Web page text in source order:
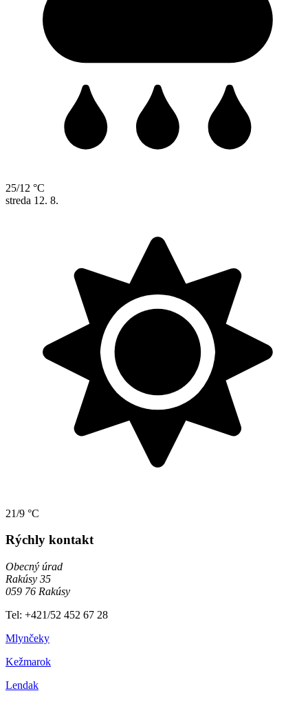
25/12 °C
streda 12. 8.
21/9 °C
Rýchly kontakt
Obecný úrad
Rakúsy 35
059 76 Rakúsy
Tel: +421/52 452 67 28
Mlynčeky
Kežmarok
Lendak